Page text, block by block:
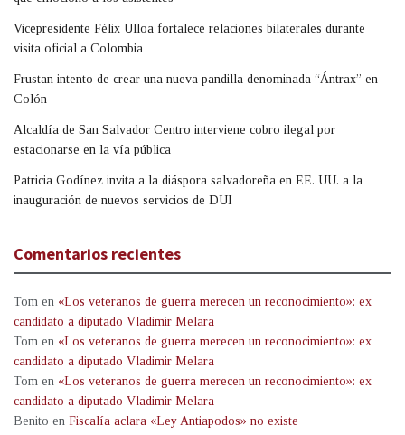
Vicepresidente Félix Ulloa fortalece relaciones bilaterales durante
visita oficial a Colombia
Frustan intento de crear una nueva pandilla denominada “Ántrax” en
Colón
Alcaldía de San Salvador Centro interviene cobro ilegal por
estacionarse en la vía pública
Patricia Godínez invita a la diáspora salvadoreña en EE. UU. a la
inauguración de nuevos servicios de DUI
Comentarios recientes
Tom en «Los veteranos de guerra merecen un reconocimiento»: ex
candidato a diputado Vladimir Melara
Tom en «Los veteranos de guerra merecen un reconocimiento»: ex
candidato a diputado Vladimir Melara
Tom en «Los veteranos de guerra merecen un reconocimiento»: ex
candidato a diputado Vladimir Melara
Benito en Fiscalía aclara «Ley Antiapodos» no existe